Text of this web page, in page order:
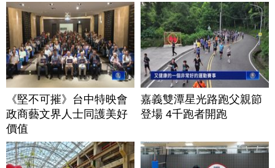
《堅不可摧》台中特映會
政商藝文界人士同護美好
價值
嘉義雙潭星光路跑父親節
登場 4千跑者開跑